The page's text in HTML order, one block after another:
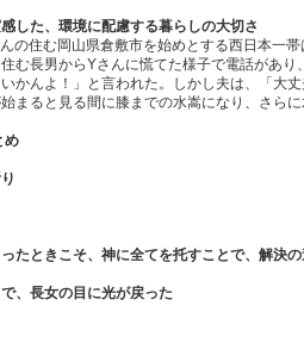
した、環境に配慮する暮らしの大切さ
の住む岡山県倉敷市を始めとする西日本一
む長男からYさんに慌てた様子で電話があ
かんよ！」と言われた。しかし夫は、「大
まると見る間に膝までの水嵩になり、さらに
め
たときこそ、神に全てを托すことで、解決
、長女の目に光が戻った